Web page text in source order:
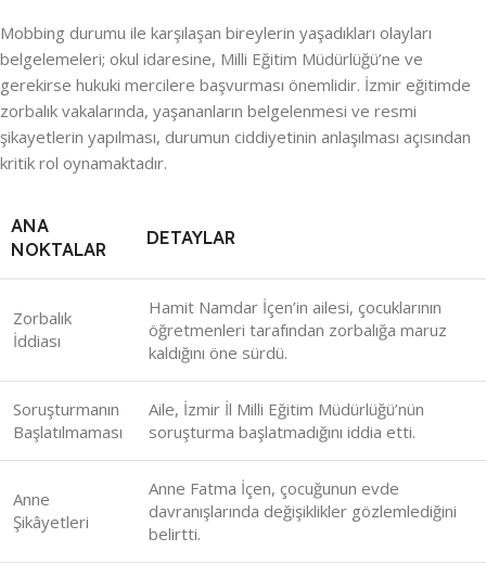
Mobbing durumu ile karşılaşan bireylerin yaşadıkları olayları
belgelemeleri; okul idaresine, Milli Eğitim Müdürlüğü’ne ve
gerekirse hukuki mercilere başvurması önemlidir. İzmir eğitimde
zorbalık vakalarında, yaşananların belgelenmesi ve resmi
şikayetlerin yapılması, durumun ciddiyetinin anlaşılması açısından
kritik rol oynamaktadır.
ANA
NOKTALAR
DETAYLAR
Zorbalık
İddiası
Hamit Namdar İçen’in ailesi, çocuklarının
öğretmenleri tarafından zorbalığa maruz
kaldığını öne sürdü.
Soruşturmanın
Başlatılmaması
Aile, İzmir İl Milli Eğitim Müdürlüğü’nün
soruşturma başlatmadığını iddia etti.
Anne
Şikâyetleri
Anne Fatma İçen, çocuğunun evde
davranışlarında değişiklikler gözlemlediğini
belirtti.